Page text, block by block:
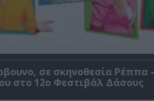
σε σκηνοθεσία Ρέππα
στο 12ο Φεστιβάλ Δάσους